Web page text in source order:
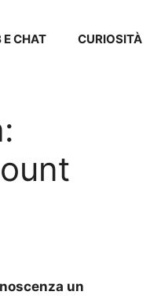
E CHAT CURIOSITÀ
un